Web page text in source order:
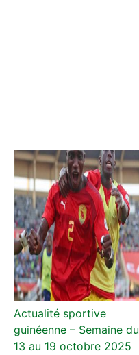
Actualité sportive
guinéenne – Semaine du
13 au 19 octobre 2025